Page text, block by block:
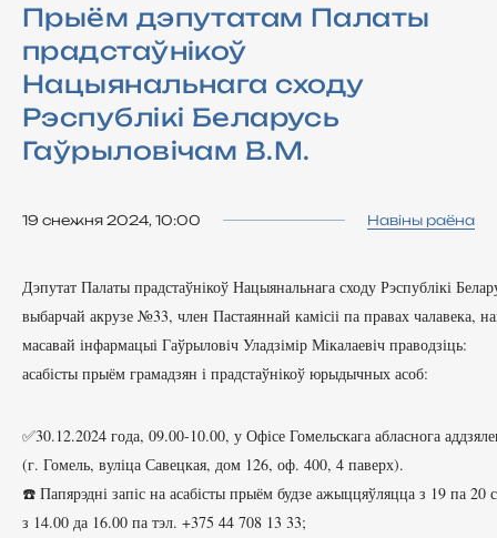
Прыём дэпутатам Палаты
прадстаўнікоў
Нацыянальнага сходу
Рэспублікі Беларусь
Гаўрыловічам В.М.
19 снежня 2024, 10:00 Навіны раёна
Дэпутат Палаты прадстаўнікоў Нацыянальнага сходу Рэспублікі
выбарчай акрузе №33, член Пастаяннай камісіі па правах чалавека,
масавай інфармацыі Гаўрыловіч Уладзімір Мікалаевіч праводзіць:
✅30.12.2024 года, 09.00-10.00, у Офісе Гомельскага абласнога
(г. Гомель, вуліца Савецкая, дом 126, оф. 400, 4 паверх).
☎️ Папярэдні запіс на асабісты прыём будзе ажыццяўляцца з 19 па
з 14.00 да 16.00 па тэл. +375 44 708 13 33;